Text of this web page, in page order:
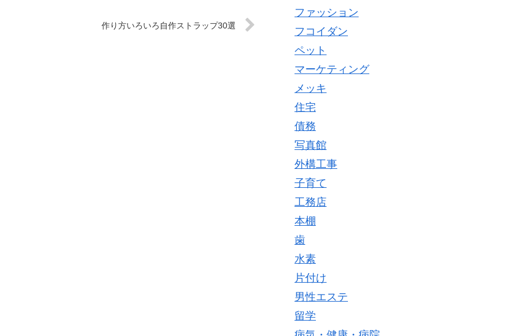
作り方いろいろ自作ストラップ30選
ファッション
フコイダン
ペット
マーケティング
メッキ
住宅
債務
写真館
外構工事
子育て
工務店
本棚
歯
水素
片付け
男性エステ
留学